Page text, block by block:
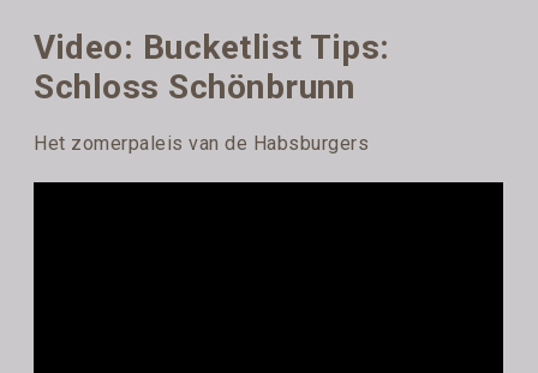
Video: Bucketlist Tips:
Schloss Schönbrunn
Het zomerpaleis van de Habsburgers